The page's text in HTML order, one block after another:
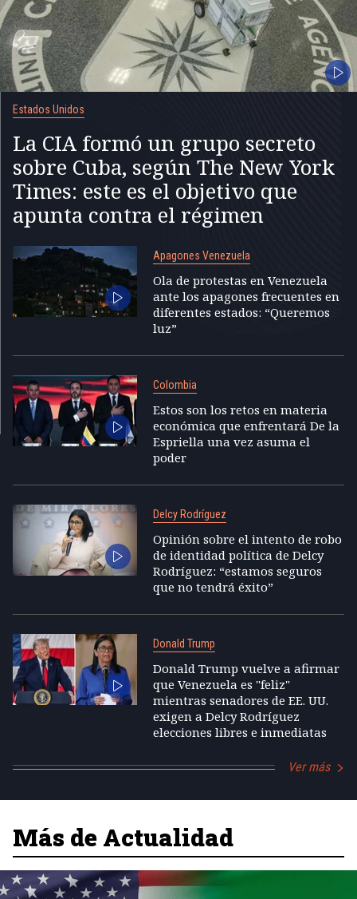
Estados Unidos
La CIA formó un grupo secreto
sobre Cuba, según The New York
Times: este es el objetivo que
apunta contra el régimen
Apagones Venezuela
Ola de protestas en Venezuela
ante los apagones frecuentes en
diferentes estados: “Queremos
luz”
Colombia
Estos son los retos en materia
económica que enfrentará De la
Espriella una vez asuma el
poder
Delcy Rodríguez
Opinión sobre el intento de robo
de identidad política de Delcy
Rodríguez: “estamos seguros
que no tendrá éxito”
Donald Trump
Donald Trump vuelve a afirmar
que Venezuela es "feliz"
mientras senadores de EE. UU.
exigen a Delcy Rodríguez
elecciones libres e inmediatas
Ver más
Más de Actualidad